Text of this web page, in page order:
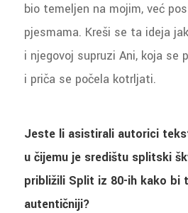
bio temeljen na mojim, već
pjesmama. Kreši se ta ideja
i njegovoj supruzi Ani, koja se
i priča se počela kotrljati.
Jeste li asistirali autorici
u čijemu je središtu splitski
približili Split iz 80-ih kako bi
autentičniji?